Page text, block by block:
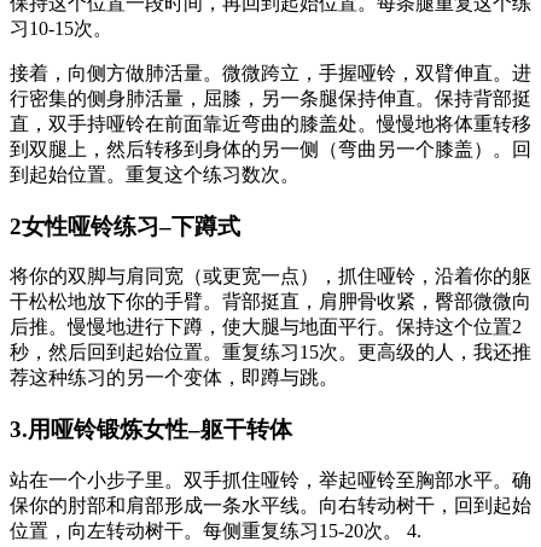
习10-15次。
接着，向侧方做肺活量。微微跨立，手握哑铃，双臂伸直。进
行密集的侧身肺活量，屈膝，另一条腿保持伸直。保持背部挺
直，双手持哑铃在前面靠近弯曲的膝盖处。慢慢地将体重转移
到双腿上，然后转移到身体的另一侧（弯曲另一个膝盖）。回
到起始位置。重复这个练习数次。
2女性哑铃练习–下蹲式
将你的双脚与肩同宽（或更宽一点），抓住哑铃，沿着你的躯
干松松地放下你的手臂。背部挺直，肩胛骨收紧，臀部微微向
后推。慢慢地进行下蹲，使大腿与地面平行。保持这个位置2
秒，然后回到起始位置。重复练习15次。更高级的人，我还推
荐这种练习的另一个变体，即蹲与跳。
3.用哑铃锻炼女性–躯干转体
站在一个小步子里。双手抓住哑铃，举起哑铃至胸部水平。确
保你的肘部和肩部形成一条水平线。向右转动树干，回到起始
位置，向左转动树干。每侧重复练习15-20次。 4.